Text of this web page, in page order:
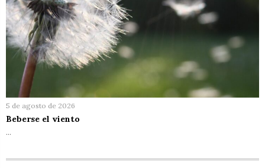
5 de agosto de 2026
Beberse el viento
…